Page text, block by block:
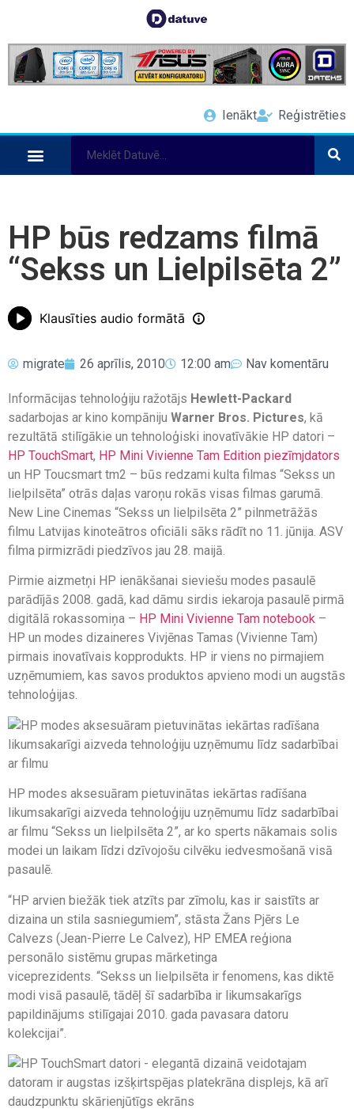
Ienākt Reģistrēties
HP būs redzams filmā
“Sekss un Lielpilsēta 2”
Klausīties audio formātā
migrate 26 aprīlis, 2010 12:00 am Nav komentāru
Informācijas tehnoloģiju ražotājs Hewlett-Packard
sadarbojas ar kino kompāniju Warner Bros. Pictures, kā
rezultātā stilīgākie un tehnoloģiski inovatīvākie HP datori –
HP TouchSmart, HP Mini Vivienne Tam Edition piezīmjdators
un HP Toucsmart tm2 – būs redzami kulta filmas “Sekss un
lielpilsēta” otrās daļas varoņu rokās visas filmas garumā.
New Line Cinemas “Sekss un lielpilsēta 2” pilnmetrāžās
filmu Latvijas kinoteātros oficiāli sāks rādīt no 11. jūnija. ASV
filma pirmizrādi piedzīvos jau 28. maijā.
Pirmie aizmetņi HP ienākšanai sieviešu modes pasaulē
parādījās 2008. gadā, kad dāmu sirdis iekaroja pasaulē pirmā
digitālā rokassomiņa – HP Mini Vivienne Tam notebook –
HP un modes dizaineres Vivjēnas Tamas (Vivienne Tam)
pirmais inovatīvais kopprodukts. HP ir viens no pirmajiem
uzņēmumiem, kas savos produktos apvieno modi un augstās
tehnoloģijas.
HP modes aksesuāram pietuvinātas iekārtas radīšana
likumsakarīgi aizveda tehnoloģiju uzņēmumu līdz sadarbībai
ar filmu “Sekss un lielpilsēta 2”, ar ko sperts nākamais solis
modei un laikam līdzi dzīvojošu cilvēku iedvesmošanā visā
pasaulē.
“HP arvien biežāk tiek atzīts par zīmolu, kas ir saistīts ar
dizaina un stila sasniegumiem”, stāsta Žans Pjērs Le
Calvezs (Jean-Pierre Le Calvez), HP EMEA reģiona
personālo sistēmu grupas mārketinga
viceprezidents. “Sekss un lielpilsēta ir fenomens, kas diktē
modi visā pasaulē, tādēļ šī sadarbība ir likumsakarīgs
papildinājums stilīgajai 2010. gada pavasara datoru
kolekcijai”.